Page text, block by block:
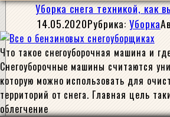
Уборка снега техникой, как
14.05.2020Рубрика: Уборка
Что такое снегоуборочная машина и
Снегоуборочные машины считаются
которую можно использовать для
территорий от снега. Главная цель
облегчение